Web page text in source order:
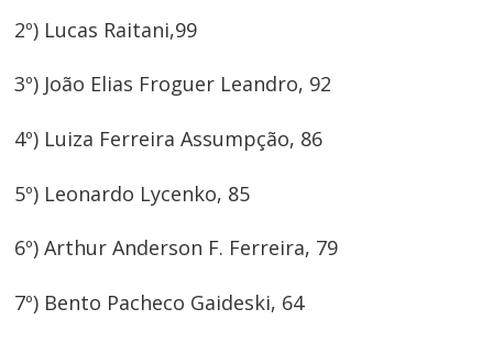
2º) Lucas Raitani,99
3º) João Elias Froguer Leandro, 92
4º) Luiza Ferreira Assumpção, 86
5º) Leonardo Lycenko, 85
6º) Arthur Anderson F. Ferreira, 79
7º) Bento Pacheco Gaideski, 64